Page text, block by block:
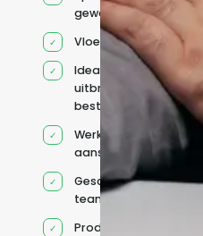
geworven profiel
Vloeiend Engels
Ideaal voor het
uitbreiden van
bestaande capaciteit
Werkt onder jouw
aansturing
Geschikt voor hybride
teams
Productcontext en